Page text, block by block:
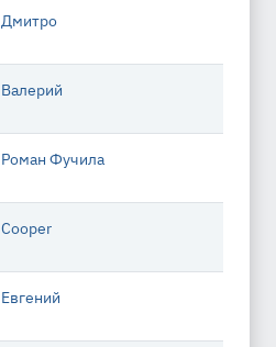
Дмитро
Валерий
Роман Фучила
Cooper
Евгений